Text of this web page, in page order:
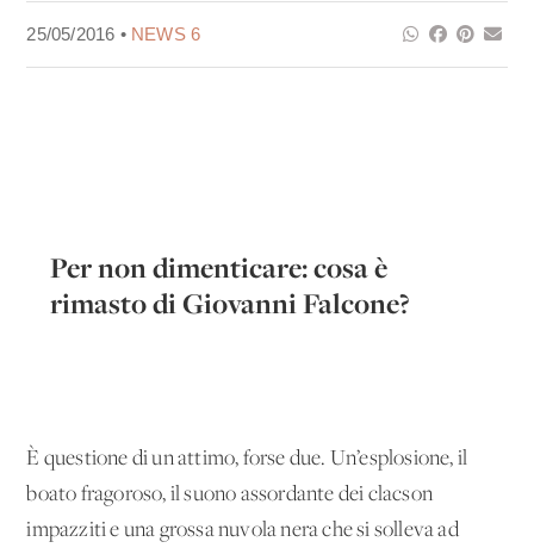
25/05/2016 • NEWS 6
Per non dimenticare: cosa è
rimasto di Giovanni Falcone?
È questione di un attimo, forse due. Un’esplosione, il
boato fragoroso, il suono assordante dei clacson
impazziti e una grossa nuvola nera che si solleva ad